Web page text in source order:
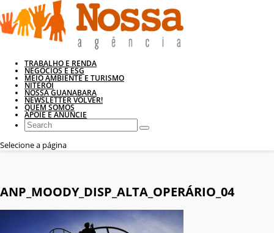
TRABALHO E RENDA
NEGÓCIOS E ESG
MEIO AMBIENTE E TURISMO
NITERÓI
NOSSA GUANABARA
NEWSLETTER VOLVER!
QUEM SOMOS
APOIE E ANUNCIE
Selecione a página
ANP_MOODY_DISP_ALTA_OPERÁRIO_04